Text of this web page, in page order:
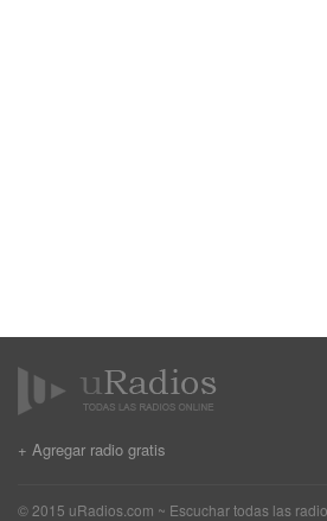
+ Agregar radio gratis
© 2015 uRadios.com ~ Escuchar todas las